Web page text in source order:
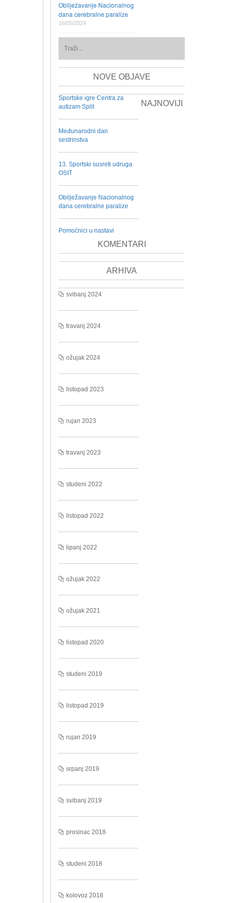
Obilježavanje Nacionalnog
dana cerebralne paralize
16/05/2024
NOVE OBJAVE
Sportske igre Centra za
autizam Split
Međunarodni dan
sestrinstva
13. Sportski susreti udruga
OSIT
Obilježavanje Nacionalnog
dana cerebralne paralize
Pomoćnici u nastavi
NAJNOVIJI
KOMENTARI
ARHIVA
svibanj 2024
travanj 2024
ožujak 2024
listopad 2023
rujan 2023
travanj 2023
studeni 2022
listopad 2022
lipanj 2022
ožujak 2022
ožujak 2021
listopad 2020
studeni 2019
listopad 2019
rujan 2019
srpanj 2019
svibanj 2019
prosinac 2018
studeni 2018
kolovoz 2018